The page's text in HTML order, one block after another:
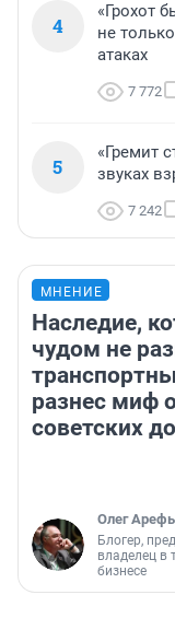
4
«Грохот
не
атаках
7 772
5
«Гремит
звуках
7 242
МНЕНИЕ
Наследие,
чудом не
разнес миф
советских
Олег
Блогер,
владелец в
бизнесе